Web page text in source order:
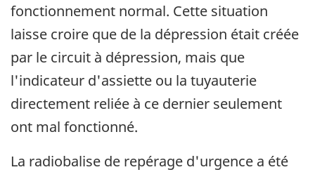
fonctionnement normal. Cette situation
laisse croire que de la dépression était créée
par le circuit à dépression, mais que
l'indicateur d'assiette ou la tuyauterie
directement reliée à ce dernier seulement
ont mal fonctionné.
La radiobalise de repérage d'urgence a été